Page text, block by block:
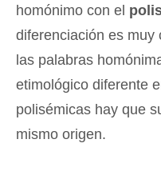
homónimo con el
diferenciación es muy
las palabras
etimológico diferente
polisémicas hay que
mismo origen.